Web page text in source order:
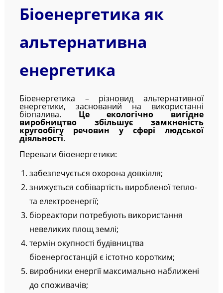
Біоенергетика як
альтернативна
енергетика
Біоенергетика – різновид альтернативної
енергетики, заснований на використанні
біопалива. Це екологічно вигідне
виробництво збільшує замкненість
кругообігу речовин у сфері людської
діяльності.
Переваги біоенергетики:
забезпечується охорона довкілля;
знижується собівартість виробленої тепло-
та електроенергії;
біореактори потребують використання
невеликих площ землі;
термін окупності будівництва
біоенергостанцій є істотно коротким;
виробники енергії максимально наближені
до споживачів;